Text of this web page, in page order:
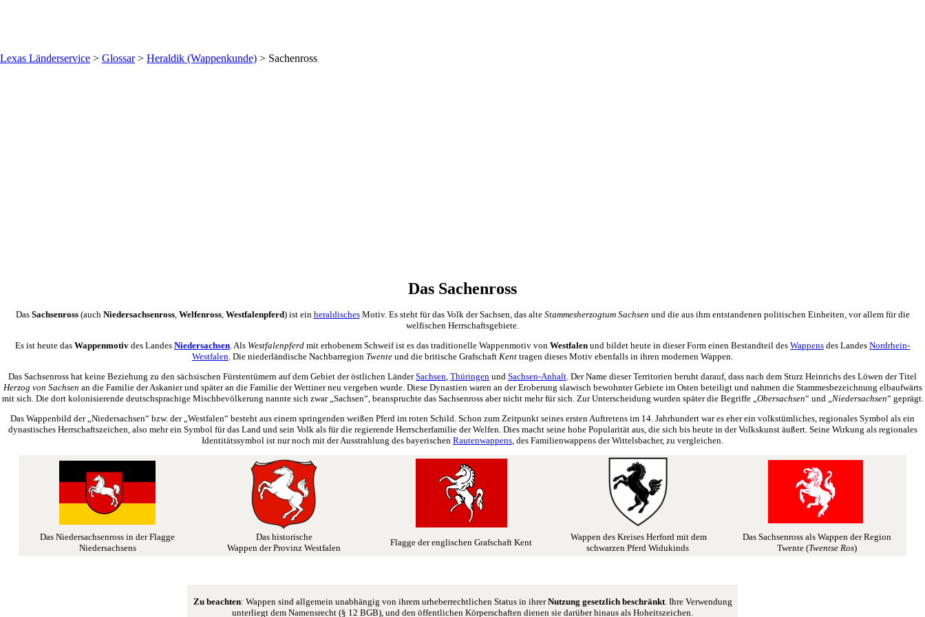
Lexas Länderservice > Glossar> Heraldik (Wappenkunde) > Sachenross
Das Sachenross
Das Sachsenross(auch Niedersachsenross, Welfenross, Westfalenpferd) ist ein heraldischesMotiv. Es steht für das Volk der Sachsen, das alte Stammesherzogtum Sachsen und die aus ihm entstandenen politischen Einheiten, vor allem für die
welfischen Herrschaftsgebiete.
Es ist heute das Wappenmotiv des Landes Niedersachsen. Als Westfalenpferd mit erhobenem Schweif ist es das traditionelle Wappenmotiv von Westfalen und bildet heute in dieser Form einen Bestandteil des Wappens des Landes Nordrhein-
Westfalen. Die niederländische Nachbarregion Twente und die britische Grafschaft Kent tragen dieses Motiv ebenfalls in ihren modernen Wappen.
Das Sachsenross hat keine Beziehung zu den sächsischen Fürstentümern auf dem Gebiet der östlichen LänderSachsen, Thüringen und Sachsen-Anhalt. Der Name dieser Territorien beruht darauf, dass nach dem Sturz Heinrichs des Löwen der Titel
Herzog von Sachsen an die Familie der Askanier und später an die Familie der Wettiner neu vergeben wurde. Diese Dynastien waren an der Eroberung slawisch bewohnter Gebiete im Osten beteiligt und nahmen die Stammesbezeichnung elbaufwärts
mit sich. Die dort kolonisierende deutschsprachige Mischbevölkerung nannte sich zwar „Sachsen“, beanspruchte das Sachsenross aber nicht mehr für sich. Zur Unterscheidung wurden später die Begriffe „Obersachsen“ und „Niedersachsen“ geprägt.
Das Wappenbild der „Niedersachsen“ bzw. der „Westfalen“ besteht aus einem springenden weißen Pferd im roten Schild. Schon zum Zeitpunkt seines ersten Auftretens im 14. Jahrhundert war es eher ein volkstümliches, regionales Symbol als ein
dynastisches Herrschaftszeichen, also mehr ein Symbol für das Land und sein Volk als für die regierende Herrscherfamilie der Welfen. Dies macht seine hohe Popularität aus, die sich bis heute in der Volkskunst äußert. Seine Wirkung als regionales
Identitätssymbol ist nur noch mit der Ausstrahlung des bayerischen Rautenwappens, des Familienwappens der Wittelsbacher, zu vergleichen.
Das Niedersachsenross in der Flagge
Niedersachsens
Das historische
Wappen der Provinz Westfalen
Flagge der englischen Grafschaft Kent
Wappen des Kreises Herford mit dem
schwarzen Pferd Widukinds
Das Sachsenross als Wappen der Region
Twente (Twentse Ros)
Zu beachten: Wappen sind allgemein unabhängig von ihrem urheberrechtlichen Status in ihrerNutzung gesetzlich beschränkt. Ihre Verwendung
unterliegt dem Namensrecht (§ 12 BGB), und den öffentlichen Körperschaften dienen sie darüber hinaus als Hoheitszeichen.